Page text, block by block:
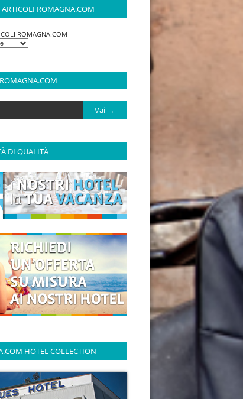
ROMAGNA.COM
ROMAGNA.COM
DI QUALITÀ
HOTEL COLLECTION